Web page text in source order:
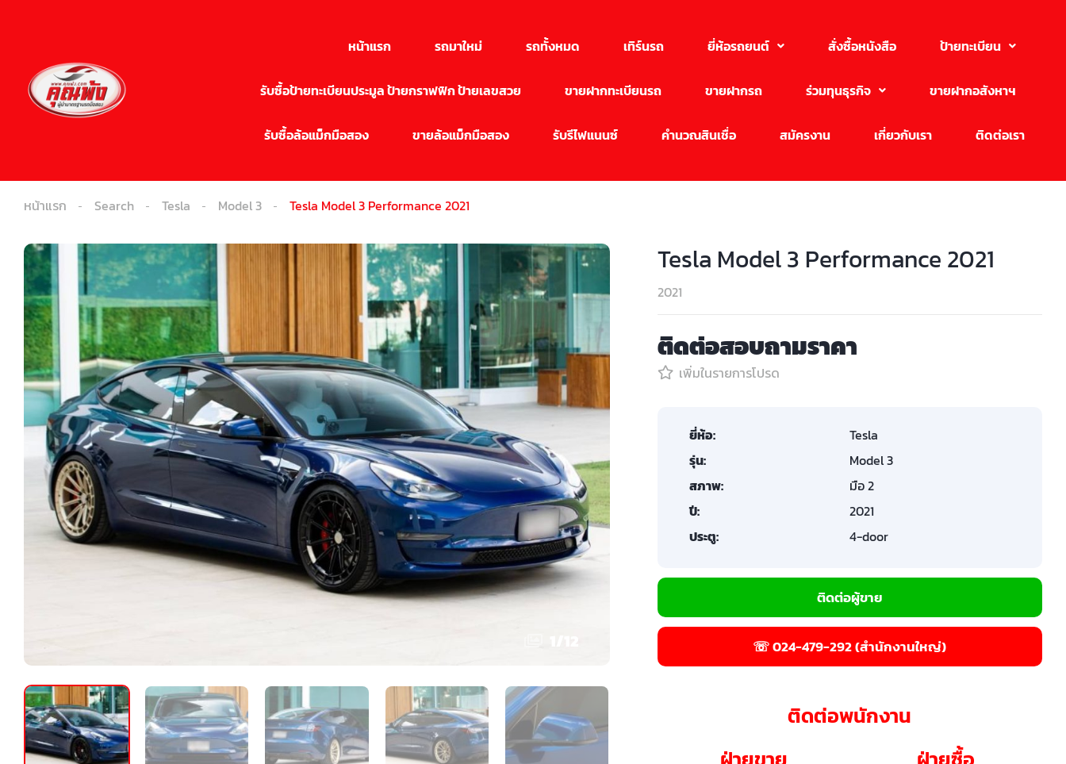
หน้าแรก รถมาใหม่ รถทั้งหมด เทิร์นรถ ยี่ห้อรถยนต์ สั่งซื้อหนังสือ ป้ายทะเบียน
รับซื้อป้ายทะเบียนประมูล ป้ายกราฟฟิก ป้ายเลขสวย ขายฝากทะเบียนรถ ขายฝากรถ ร่วมทุนธุรกิจ ขายฝากอสังหาฯ
รับซื้อล้อแม็กมือสอง ขายล้อแม็กมือสอง รับรีไฟแนนซ์ คำนวณสินเชื่อ สมัครงาน เกี่ยวกับเรา ติดต่อเรา
หน้าแรก Search Tesla Model 3 Tesla Model 3 Performance 2021
Tesla Model 3 Performance 2021
2021
ติดต่อสอบถามราคา
เพิ่มในรายการโปรด
ยี่ห้อ:
Tesla
รุ่น:
Model 3
สภาพ:
มือ 2
ปี:
2021
ประตู:
4-door
ติดต่อผู้ขาย
☏ 024-479-292 (สำนักงานใหญ่)
ติดต่อพนักงาน